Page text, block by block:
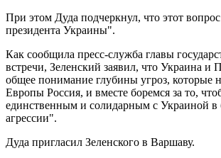
При этом Дуда подчеркнул, что этот
президента Украины".
Как сообщила пресс-служба главы
встречи, Зеленский заявил, что Украина
общее понимание глубины угроз, которые
Европы Россия, и вместе боремся за то,
единственным и солидарным с Украиной в
агрессии".
Дуда пригласил Зеленского в Варшаву.